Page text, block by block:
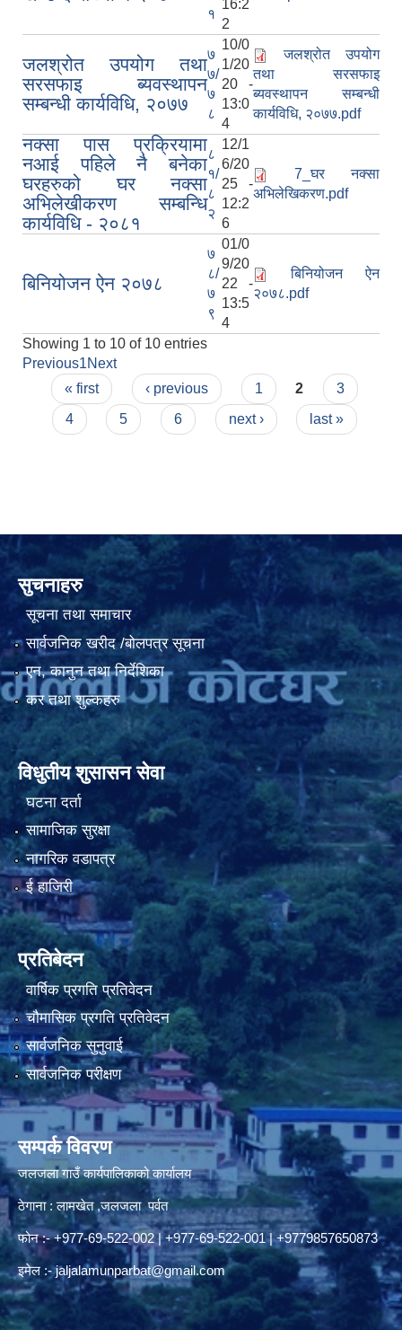
१
16:2
2
जलश्रोत उपयोग तथा
सरसफाइ ब्यवस्थापन
सम्बन्धी कार्यविधि, २०७७
७
७/
७
८
10/0
1/20
20 -
13:0
4
जलश्रोत उपयोग
तथा सरसफाइ
ब्यवस्थापन सम्बन्धी
कार्यविधि, २०७७.pdf
नक्सा पास प्रक्रियामा
नआई पहिले नै बनेका
घरहरुको घर नक्सा
अभिलेखीकरण सम्बन्धि
कार्यविधि - २०८१
८
१/
८
२
12/1
6/20
25 -
12:2
6
7_घर नक्सा
अभिलेखिकरण.pdf
बिनियोजन ऐन २०७८
७
८/
७
९
01/0
9/20
22 -
13:5
4
बिनियोजन ऐन
२०७८.pdf
Showing 1 to 10 of 10 entries
Previous1Next
Pages
« first ‹ previous 1 2
3
4
5 6 next › last »
सुचनाहरु
सूचना तथा समाचार
सार्वजनिक खरीद /बोलपत्र सूचना
एन, कानुन तथा निर्देशिका
कर तथा शुल्कहरु
विधुतीय शुसासन सेवा
घटना दर्ता
सामाजिक सुरक्षा
नागरिक वडापत्र
ई हाजिरी
प्रतिबेदन
वार्षिक प्रगति प्रतिवेदन
चौमासिक प्रगति प्रतिवेदन
सार्वजनिक सुनुवाई
सार्वजनिक परीक्षण
सम्पर्क विवरण
जलजला गाउँ कार्यपालिकाको कार्यालय
ठेगाना : लामखेत ,जलजला पर्वत
फोन :- +977-69-522-002 | +977-69-522-001 | +9779857650873
इमेल :-jaljalamunparbat@gmail.com